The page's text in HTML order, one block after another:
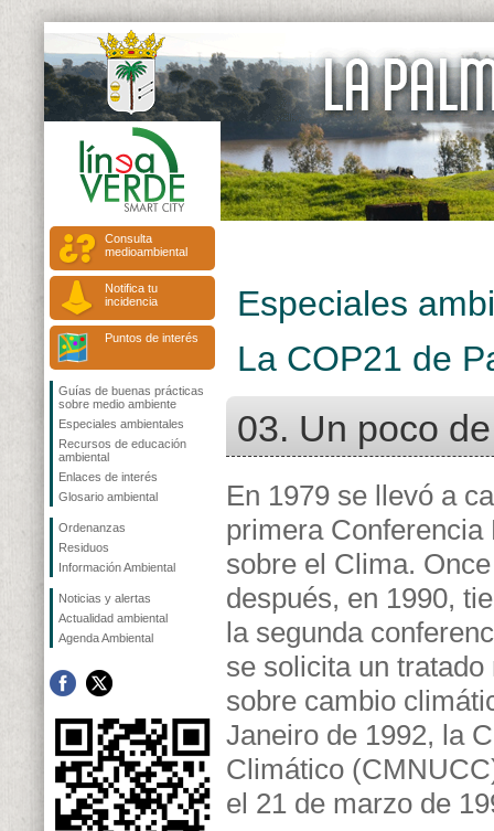
Consulta
medioambiental
Notifica tu
incidencia
Puntos de interés
Guías de buenas prácticas
sobre medio ambiente
Especiales ambientales
Recursos de educación
ambiental
Enlaces de interés
Glosario ambiental
Ordenanzas
Residuos
Información Ambiental
Noticias y alertas
Actualidad ambiental
Agenda Ambiental
Especiales
La COP21 de
03. Un poco
En 1979 se llevó a
primera Conferencia
sobre el Clima.
después, en 1990,
la segunda
se solicita un tratado
sobre cambio
Janeiro de 1992, la
Climático
el 21 de marzo de